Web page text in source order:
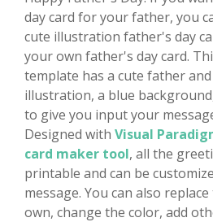
day card for your father, you
cute illustration father's day
your own father's day card.
template has a cute father
illustration, a blue
to give you input your
Designed with Visual
card maker tool, all the
printable and can be
message. You can also
own, change the color, add